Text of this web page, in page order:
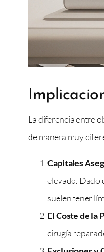
La diferencia entre
de manera muy
Capitales
elevado. Dado
suelen tener
El Coste de la
cirugía